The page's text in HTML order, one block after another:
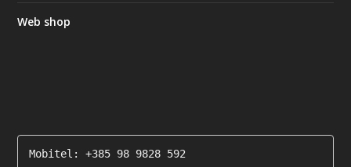
Web shop
Mobitel: +385 98 9828 592